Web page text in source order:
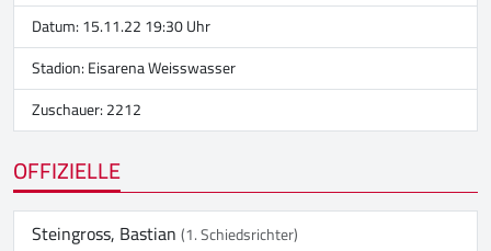
Datum: 15.11.22 19:30 Uhr
Stadion:Eisarena Weisswasser
Zuschauer: 2212
OFFIZIELLE
Steingross, Bastian(1. Schiedsrichter)